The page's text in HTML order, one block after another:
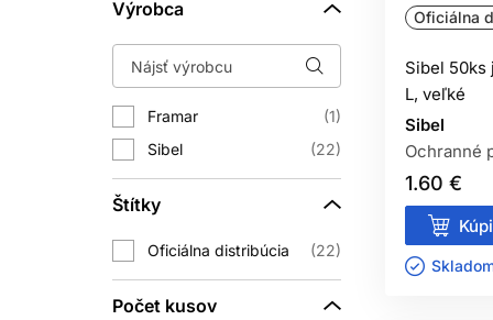
Rukavice nasaďte pred miešaním
zmesi alebo kontaminácii zvnútra
Jednorazové rukavice neumývajte
Rukavice nenahrádzajú umytie
Výrobca
Framar
1
Sibel
22
Štítky
Oficiálna distribúcia 22
Počet kusov
Oficiálna
Sibel 50ks
L, veľké
Sibel
Ochranné
1.60 €
Skladom